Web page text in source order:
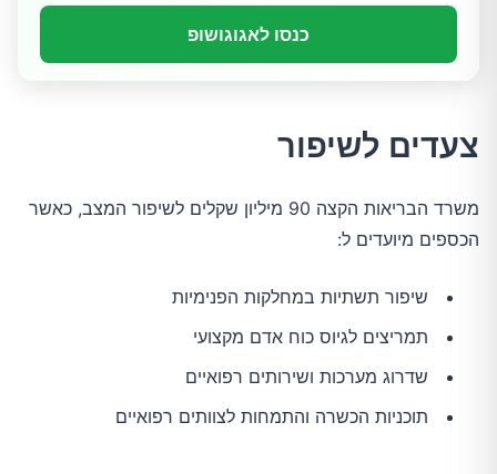
כנסו לאגוגושופ
צעדים לשיפור
משרד הבריאות הקצה 90 מיליון שקלים לשיפור המצב, כאשר
הכספים מיועדים ל:
שיפור תשתיות במחלקות הפנימיות
תמריצים לגיוס כוח אדם מקצועי
שדרוג מערכות ושירותים רפואיים
תוכניות הכשרה והתמחות לצוותים רפואיים